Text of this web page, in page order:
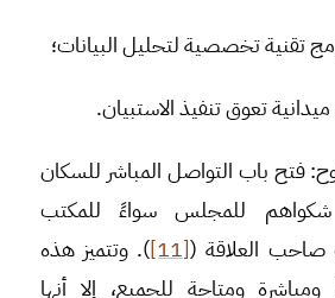
تقنية تخصصية لتحليل البيانات؛
تعوق تنفيذ الاستبيان.
: فتح باب التواصل المباشر للسكان
شكواهم للمجلس سواءً للمكتب
صاحب العلاقة ([11]). وتتميز هذه
ومباشرة ومتاحة للجميع، إلا أنها